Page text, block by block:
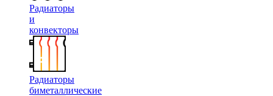
Радиаторы
и
конвекторы
Радиаторы
биметаллические